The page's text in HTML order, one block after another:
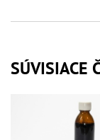
SÚVISIACE